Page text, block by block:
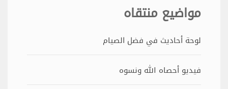
مواضيع منتقاه
لوحة أحاديث في فضل الصيام
فيديو أحصاه الله ونسوه